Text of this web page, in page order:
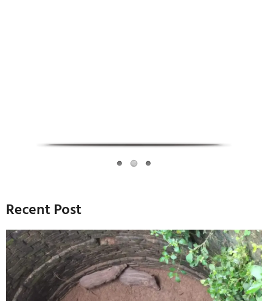
Recent Post